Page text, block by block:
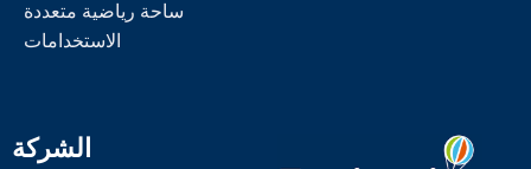
ساحة رياضية متعددة
الاستخدامات
الشركة